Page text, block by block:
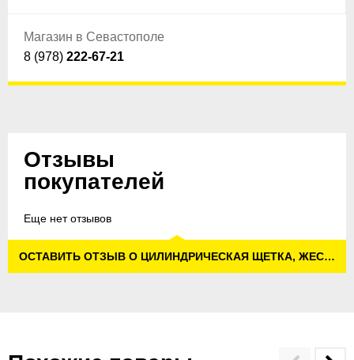
Магазин в Севастополе
8 (978) 222-67-21
Отзывы
покупателей
Еще нет отзывов
ОСТАВИТЬ ОТЗЫВ О ЦИЛИНДРИЧЕСКАЯ ЩЕТКА, ЖЕСТКИЙ, ЗЕЛЕНЫЙ, 532 MM